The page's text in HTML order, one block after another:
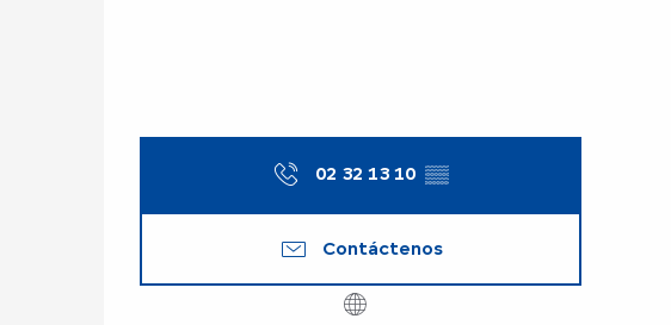
02 32 13 10 ▒▒
Contáctenos